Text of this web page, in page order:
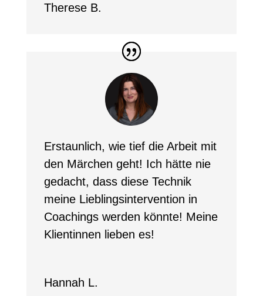
Therese B.
Erstaunlich, wie tief die Arbeit mit
den Märchen geht! Ich hätte nie
gedacht, dass diese Technik
meine Lieblingsintervention in
Coachings werden könnte! Meine
Klientinnen lieben es!
Hannah L.